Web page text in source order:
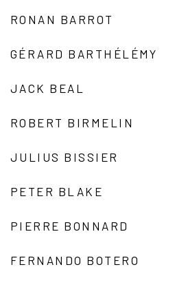
RONAN BARROT
GÉRARD BARTHÉLÉMY
JACK BEAL
ROBERT BIRMELIN
JULIUS BISSIER
PETER BLAKE
PIERRE BONNARD
FERNANDO BOTERO